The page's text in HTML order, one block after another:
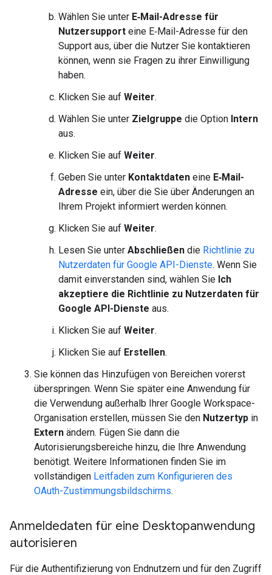
Wählen Sie unter E‑Mail-Adresse für
Nutzersupport eine E‑Mail-Adresse für den
Support aus, über die Nutzer Sie kontaktieren
können, wenn sie Fragen zu ihrer Einwilligung
haben.
Klicken Sie auf Weiter.
Wählen Sie unter Zielgruppe die Option Intern
aus.
Klicken Sie auf Weiter.
Geben Sie unter Kontaktdaten eine E‑Mail-
Adresse ein, über die Sie über Änderungen an
Ihrem Projekt informiert werden können.
Klicken Sie auf Weiter.
Lesen Sie unter Abschließen die Richtlinie zu
Nutzerdaten für Google API-Dienste. Wenn Sie
damit einverstanden sind, wählen Sie Ich
akzeptiere die Richtlinie zu Nutzerdaten für
Google API-Dienste aus.
Klicken Sie auf Weiter.
Klicken Sie auf Erstellen.
Sie können das Hinzufügen von Bereichen vorerst
überspringen. Wenn Sie später eine Anwendung für
die Verwendung außerhalb Ihrer Google Workspace-
Organisation erstellen, müssen Sie den Nutzertyp in
Extern ändern. Fügen Sie dann die
Autorisierungsbereiche hinzu, die Ihre Anwendung
benötigt. Weitere Informationen finden Sie im
vollständigen Leitfaden zum Konfigurieren des
OAuth-Zustimmungsbildschirms.
Anmeldedaten für eine Desktopanwendung
autorisieren
Für die Authentifizierung von Endnutzern und für den Zugriff